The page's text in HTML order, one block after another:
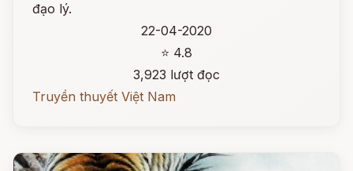
đạo lý.
22-04-2020
⭐ 4.8
3,923 lượt đọc
Truyền thuyết Việt Nam